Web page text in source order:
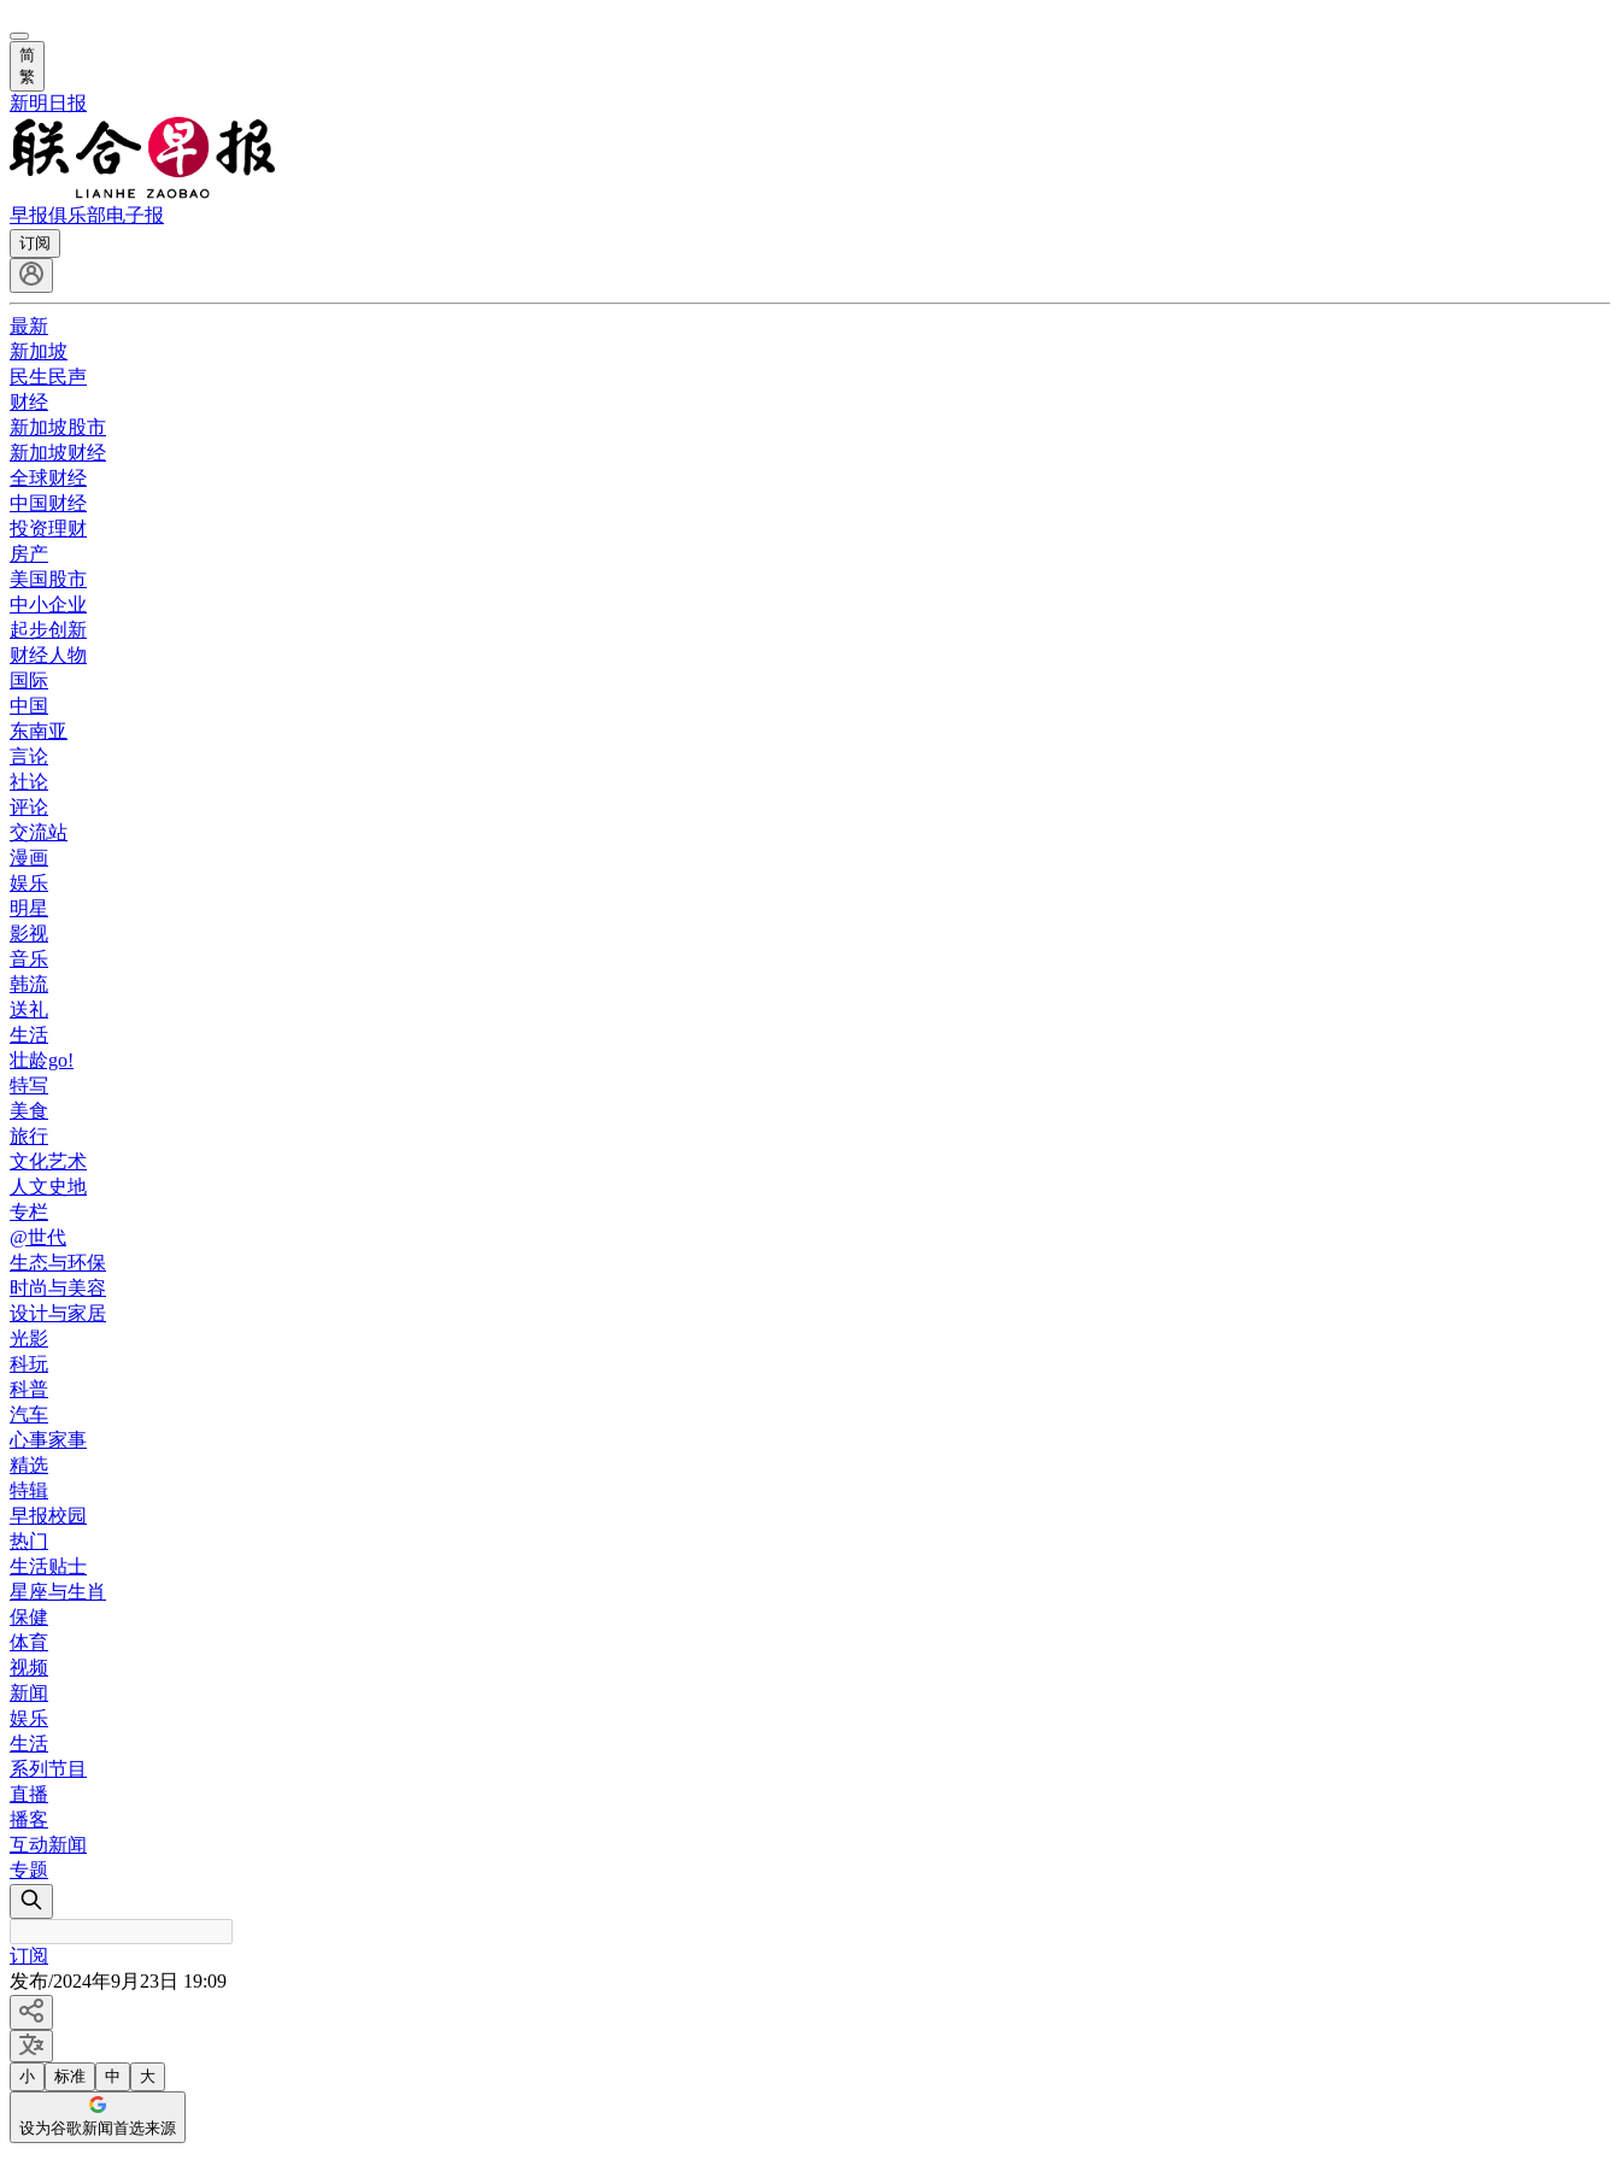
简
繁
新明日报
早报俱乐部电子报
订阅
最新
新加坡
民生民声
财经
新加坡股市
新加坡财经
全球财经
中国财经
投资理财
房产
美国股市
中小企业
起步创新
财经人物
国际
中国
东南亚
言论
社论
评论
交流站
漫画
娱乐
明星
影视
音乐
韩流
送礼
生活
壮龄go!
特写
美食
旅行
文化艺术
人文史地
专栏
@世代
生态与环保
时尚与美容
设计与家居
光影
科玩
科普
汽车
心事家事
精选
特辑
早报校园
热门
生活贴士
星座与生肖
保健
体育
视频
新闻
娱乐
生活
系列节目
直播
播客
互动新闻
专题
订阅
发布/2024年9月23日 19:09
小 标准 中 大
设为谷歌新闻首选来源